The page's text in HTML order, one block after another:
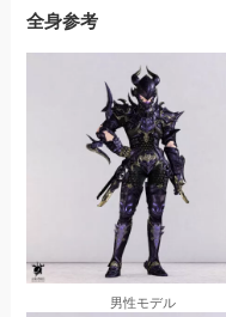
全身参考
男性モデル